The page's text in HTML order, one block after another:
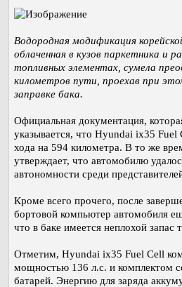
Водородная модификация
облаченная в кузов паркетника и
топливных элементах, сумела
километров пути, проехав при
заправке бака.
Официальная документация,
указывается, что Hyundai ix35 Fuel
хода на 594 километра. В то же
утверждает, что автомобилю
автономности среди
Кроме всего прочего, после
бортовой компьютер автомобиля
что в баке имеется неплохой запас
Отметим, Hyundai ix35 Fuel Cell
мощностью 136 л.с. и комплектом
батарей. Энергию для заряда